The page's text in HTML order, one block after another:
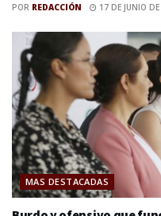
POR REDACCIÓN 17 DE JUNIO
MAS DESTACADAS